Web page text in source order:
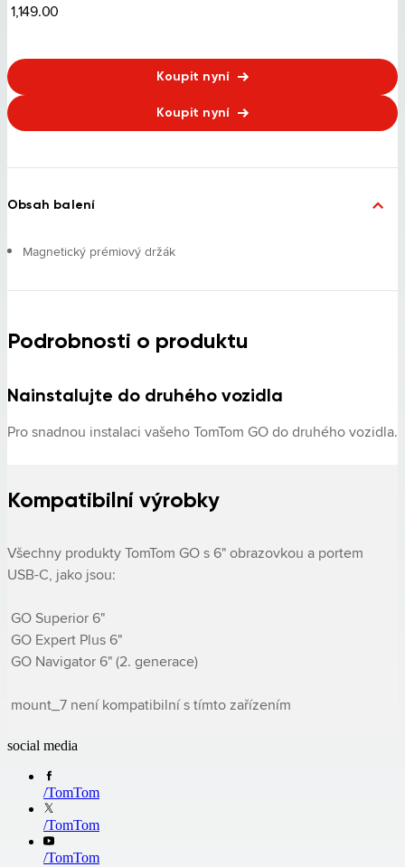
1,149.00
Koupit nyní
Koupit nyní
Obsah balení
Magnetický prémiový držák
Podrobnosti o produktu
Nainstalujte do druhého vozidla
Pro snadnou instalaci vašeho TomTom GO do druhého vozidla.
Kompatibilní výrobky
Všechny produkty TomTom GO s 6" obrazovkou a portem
USB-C, jako jsou:
mount_7 není kompatibilní s tímto zařízením
social media
/TomTom
/TomTom
/TomTom